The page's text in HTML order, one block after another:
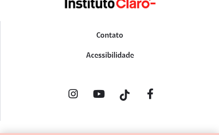
Contato
Acessibilidade